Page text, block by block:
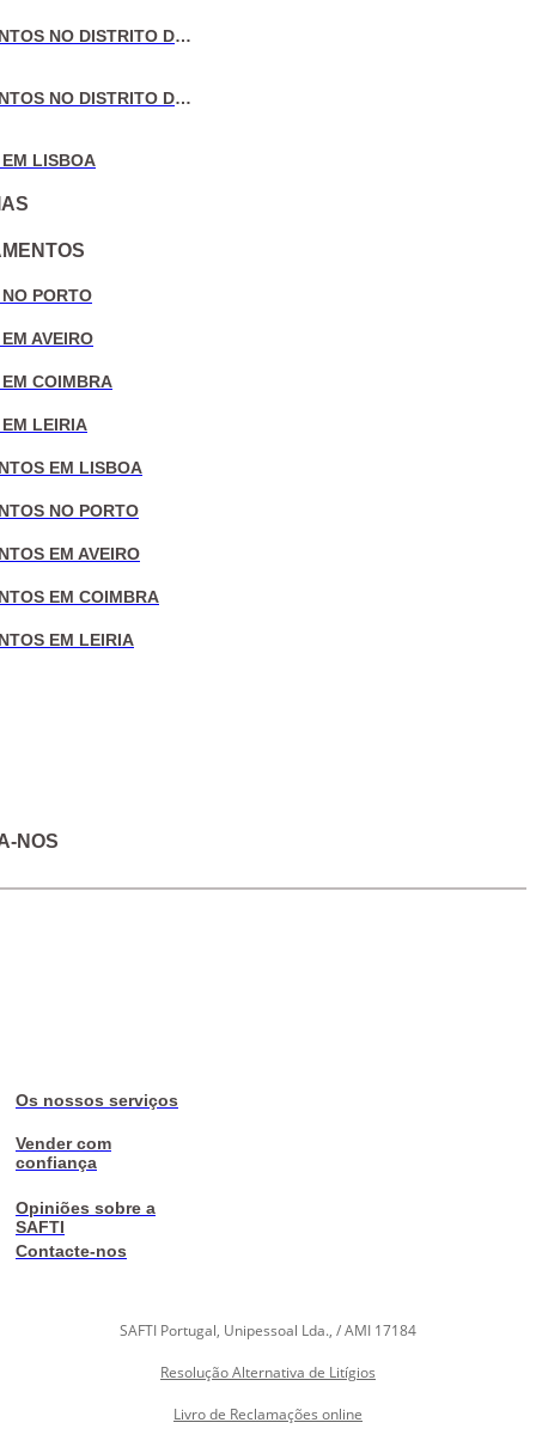
VENDA DE APARTAMENTOS NO DISTRITO DE COIMBRA
VENDA DE APARTAMENTOS NO DISTRITO DE LEIRIA
LISBOA
PORTO
AVEIRO
COIMBRA
LEIRIA
EM LISBOA
NO PORTO
EM AVEIRO
EM COIMBRA
EM LEIRIA
NOS
Os nossos serviços
Vender com
confiança
Opiniões sobre a
SAFTI
Contacte-nos
SAFTI Portugal, Unipessoal Lda., / AMI 17184
Resolução Alternativa de Litígios
Livro de Reclamações online